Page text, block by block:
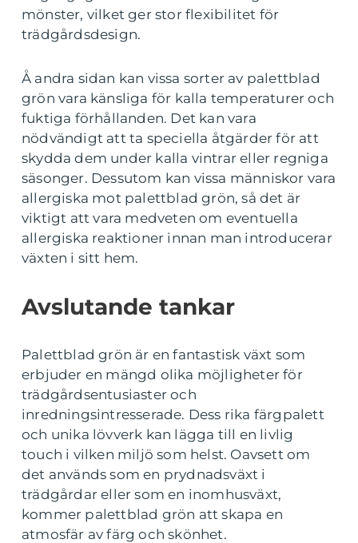
mönster, vilket ger stor flexibilitet för
trädgårdsdesign.
Å andra sidan kan vissa sorter av palettblad
grön vara känsliga för kalla temperaturer och
fuktiga förhållanden. Det kan vara
nödvändigt att ta speciella åtgärder för att
skydda dem under kalla vintrar eller regniga
säsonger. Dessutom kan vissa människor vara
allergiska mot palettblad grön, så det är
viktigt att vara medveten om eventuella
allergiska reaktioner innan man introducerar
växten i sitt hem.
Avslutande tankar
Palettblad grön är en fantastisk växt som
erbjuder en mängd olika möjligheter för
trädgårdsentusiaster och
inredningsintresserade. Dess rika färgpalett
och unika lövverk kan lägga till en livlig
touch i vilken miljö som helst. Oavsett om
det används som en prydnadsväxt i
trädgårdar eller som en inomhusväxt,
kommer palettblad grön att skapa en
atmosfär av färg och skönhet.